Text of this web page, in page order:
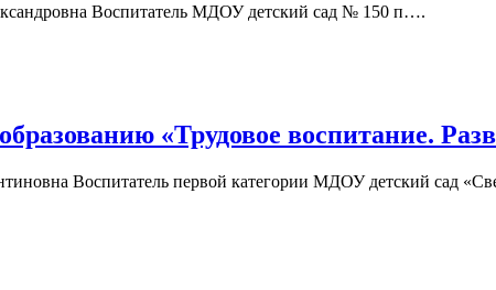
Воспитатель МДОУ детский сад № 150 п….
«Трудовое воспитание.
Воспитатель первой категории МДОУ детский сад